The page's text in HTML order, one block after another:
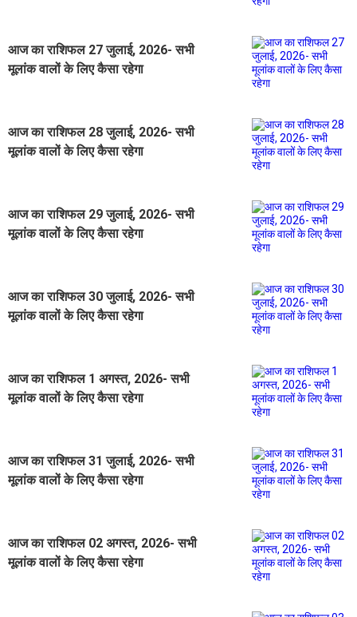
आज का राशिफल 27 जुलाई, 2026- सभी
मूलांक वालों के लिए कैसा रहेगा
आज का राशिफल 28 जुलाई, 2026- सभी
मूलांक वालों के लिए कैसा रहेगा
आज का राशिफल 29 जुलाई, 2026- सभी
मूलांक वालों के लिए कैसा रहेगा
आज का राशिफल 30 जुलाई, 2026- सभी
मूलांक वालों के लिए कैसा रहेगा
आज का राशिफल 1 अगस्त, 2026- सभी
मूलांक वालों के लिए कैसा रहेगा
आज का राशिफल 31 जुलाई, 2026- सभी
मूलांक वालों के लिए कैसा रहेगा
आज का राशिफल 02 अगस्त, 2026- सभी
मूलांक वालों के लिए कैसा रहेगा